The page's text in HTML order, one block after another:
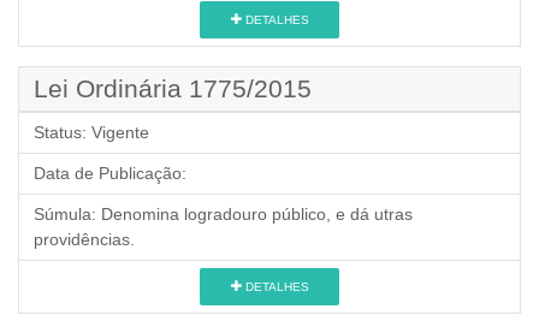
DETALHES
Lei Ordinária 1775/2015
Status: Vigente
Data de Publicação:
Súmula: Denomina logradouro público, e dá utras
providências.
DETALHES